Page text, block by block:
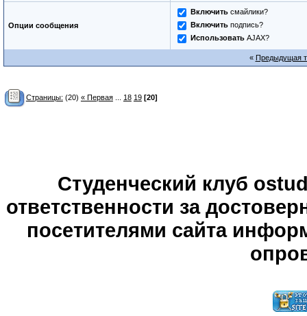
Опции сообщения
Включитьсмайлики?
Включитьподпись?
ИспользоватьAJAX?
« Предыдущая
Страницы: (20) « Первая... 18 19 [20]
Студенческий клуб
ответственности за
посетителями сайта